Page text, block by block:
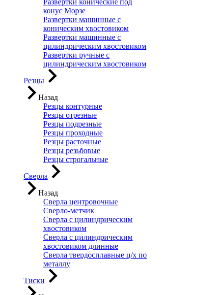
Развертки конические под
конус Морзе
Развертки машинные с
коническим хвостовиком
Развертки машинные с
цилиндрическим хвостовиком
Развертки ручные с
цилиндрическим хвостовиком
Резцы
Назад
Резцы контурные
Резцы отрезные
Резцы подрезные
Резцы проходные
Резцы расточные
Резцы резьбовые
Резцы строгальные
Сверла
Назад
Сверла центровочные
Сверло-метчик
Сверла с цилиндрическим
хвостовиком
Сверла с цилиндрическим
хвостовиком длинные
Сверла твердосплавные ц/х по
металлу
Тиски